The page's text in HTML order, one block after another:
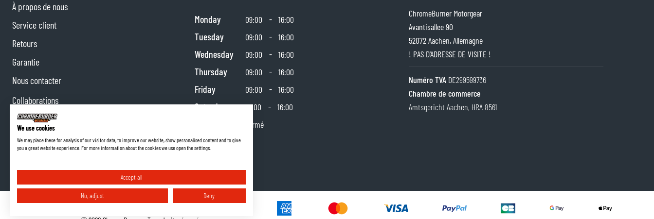
À propos de nous
Service client
Retours
Garantie
Nous contacter
Collaborations
Programme d'affiliation
Monday 09:00 - 16:00
Tuesday 09:00 - 16:00
Wednesday 09:00 - 16:00
Thursday 09:00 - 16:00
Friday 09:00 - 16:00
Saturday 10:00 - 16:00
Fermé
ChromeBurner Motorgear
Avantisallee 90
52072 Aachen, Allemagne
! PAS D'ADRESSE DE VISITE !
Numéro TVA DE299599736
Chambre de commerce
Amtsgericht Aachen, HRA 8561
Conditions Générales de Vente
Paramètres de Cookies
We use cookies
We may place these for analysis of our visitor data, to improve our website, show personalised content and to give
you a great website experience. For more information about the cookies we use open the settings.
Accept all
No, adjust Deny